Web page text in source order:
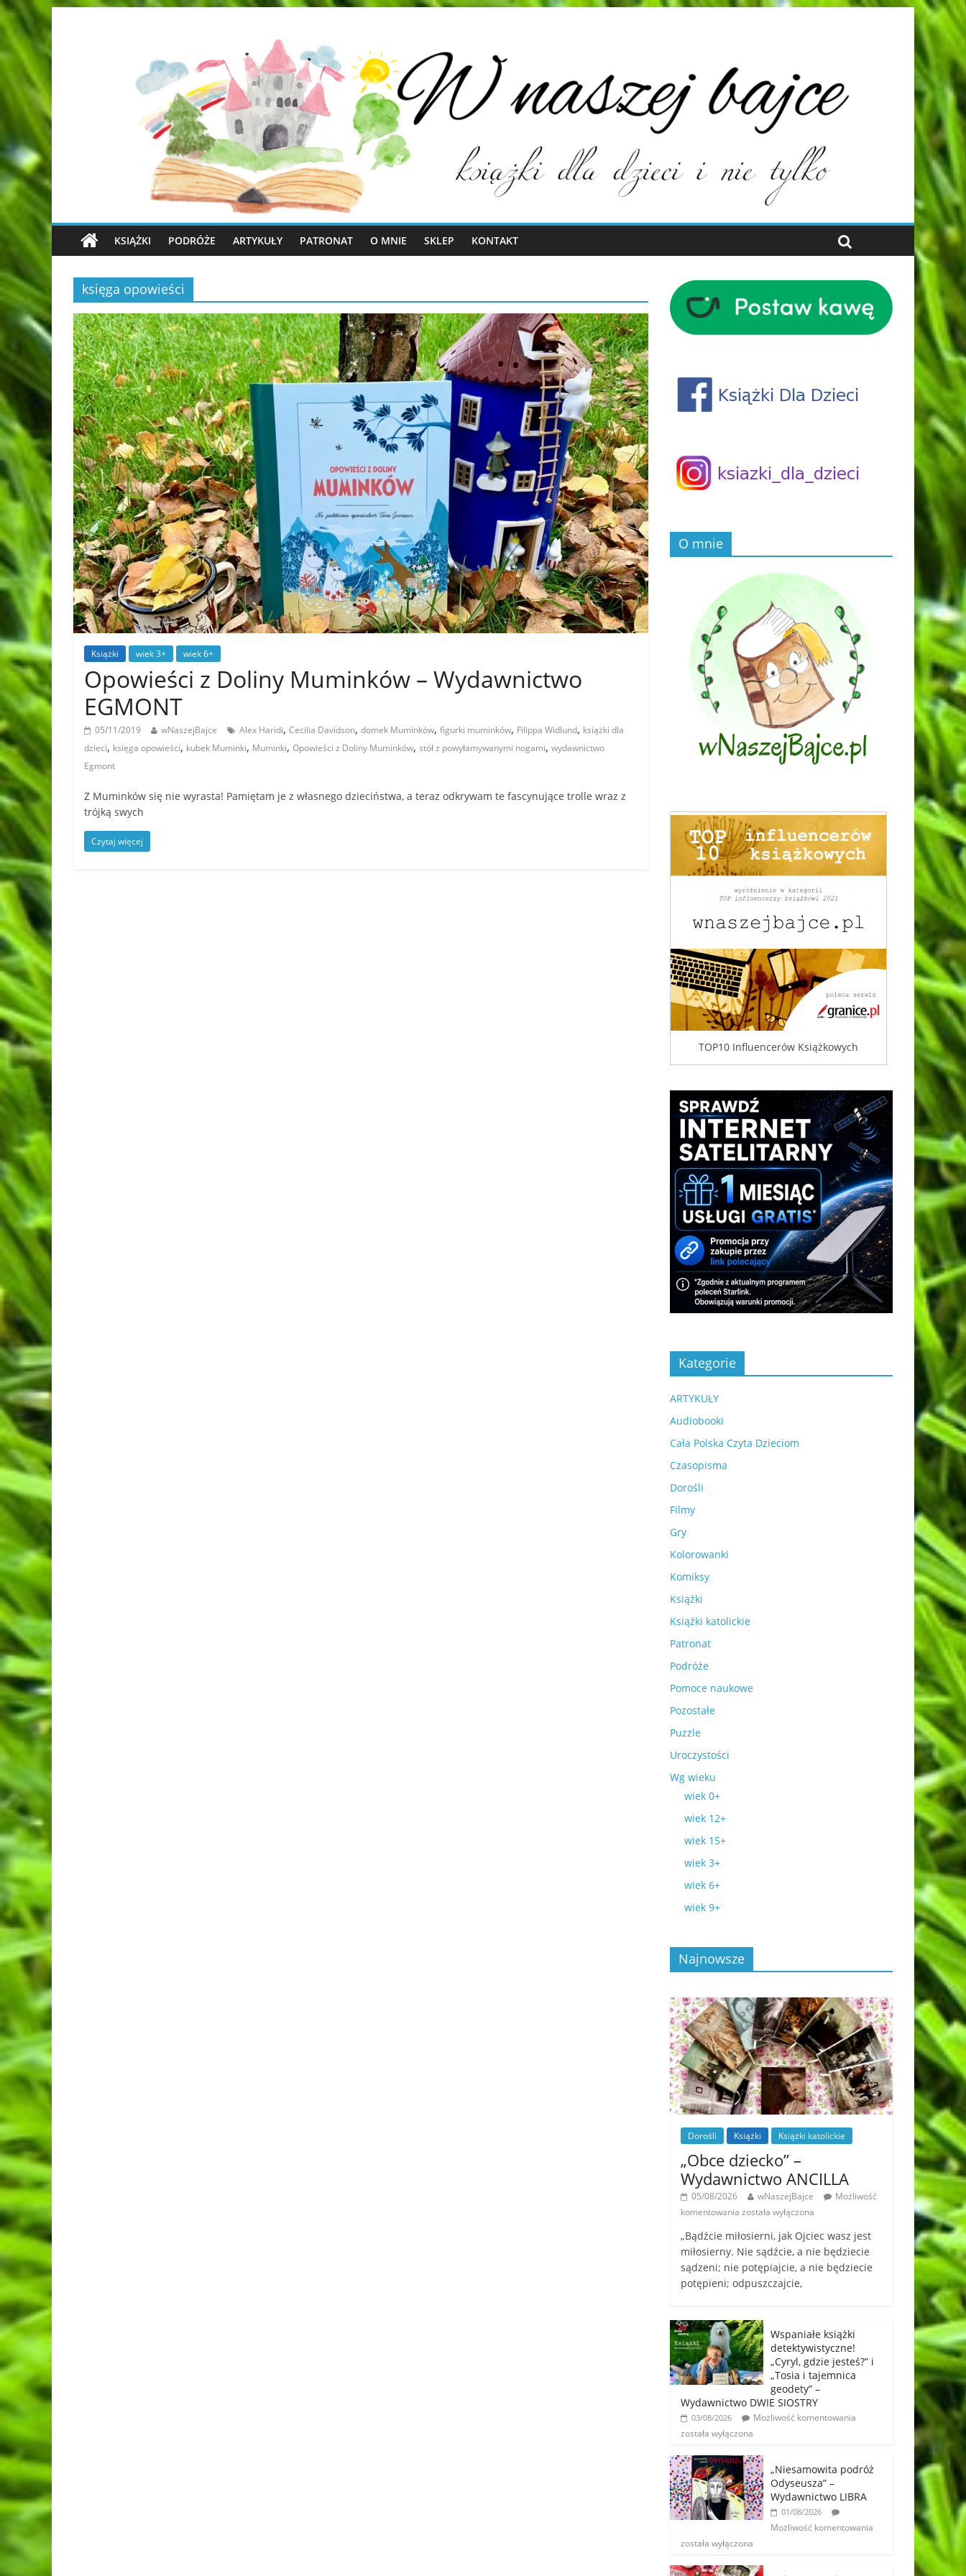
KSIĄŻKI PODRÓŻE ARTYKUŁY PATRONAT O MNIE SKLEP KONTAKT
księga opowieści
Książki wiek 3+ wiek 6+
Opowieści z Doliny Muminków – Wydawnictwo
EGMONT
05/11/2019 wNaszejBajce Alex Haridi, Cecilia Davidson, domek Muminków, figurki muminków, Filippa Widlund, książki dla
dzieci, księga opowieści, kubek Muminki, Muminki, Opowieści z Doliny Muminków, stół z powyłamywanymi nogami, wydawnictwo
Egmont
Z Muminków się nie wyrasta! Pamiętam je z własnego dzieciństwa, a teraz odkrywam te fascynujące trolle wraz z
trójką swych
Czytaj więcej
O mnie
TOP10 Influencerów Książkowych
Kategorie
ARTYKUŁY
Audiobooki
Cała Polska Czyta Dzieciom
Czasopisma
Dorośli
Filmy
Gry
Kolorowanki
Komiksy
Książki
Książki katolickie
Patronat
Podróże
Pomoce naukowe
Pozostałe
Puzzle
Uroczystości
Wg wieku
wiek 0+
wiek 12+
wiek 15+
wiek 3+
wiek 6+
wiek 9+
Najnowsze
Dorośli Książki Książki katolickie
„Obce dziecko” –
Wydawnictwo ANCILLA
05/08/2026 wNaszejBajce
Możliwość
komentowania została wyłączona
„Bądźcie miłosierni, jak Ojciec wasz jest
miłosierny. Nie sądźcie, a nie będziecie
sądzeni; nie potępiajcie, a nie będziecie
potępieni; odpuszczajcie,
Wspaniałe książki
detektywistyczne!
„Cyryl, gdzie jesteś?” i
„Tosia i tajemnica
geodety” –
Wydawnictwo DWIE SIOSTRY
03/08/2026
Możliwość komentowania
została wyłączona
„Niesamowita podróż
Odyseusza” –
Wydawnictwo LIBRA
01/08/2026
Możliwość komentowania
została wyłączona